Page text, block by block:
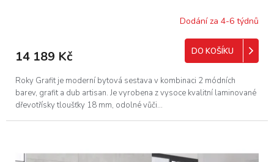
R
M
Dodání za 4-6 týdnů
14 189 Kč DO KOŠÍKU
Roky Grafit je moderní bytová sestava v kombinaci 2 módních
barev, grafit a dub artisan. Je vyrobena z vysoce kvalitní laminované
dřevotřísky tloušťky 18 mm, odolné vůči...